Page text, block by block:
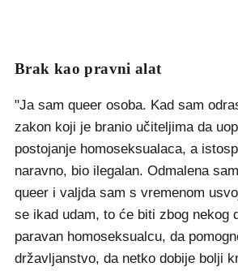
Brak kao pravni alat
"Ja sam queer osoba. Kad sam
zakon koji je branio učiteljima da
postojanje homoseksualaca, a
naravno, bio ilegalan. Odmalena
queer i valjda sam s vremenom
se ikad udam, to će biti zbog nekog
paravan homoseksualcu, da
državljanstvo, da netko dobije bolji